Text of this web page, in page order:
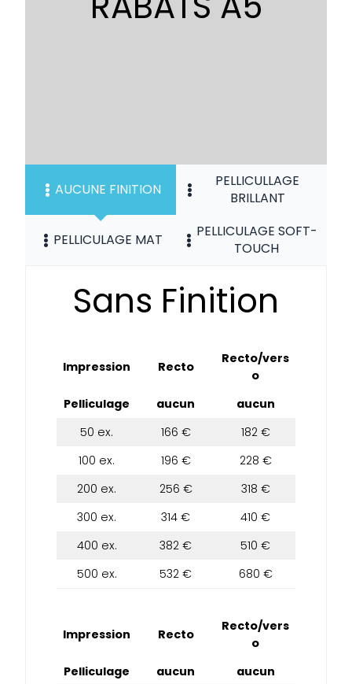
AUCUNE FINITION
PELLICULLAGE
BRILLANT
PELLICULAGE MAT
PELLICULAGE SOFT-
TOUCH
Sans Finition
Impression Recto
Recto/vers
o
Pelliculage
aucun
aucun
50 ex.
166 €
182 €
100 ex.
196 €
228 €
200 ex.
256 €
318 €
300 ex.
314 €
410 €
400 ex.
382 €
510 €
500 ex.
532 € 680 €
Impression Recto
Recto/vers
o
Pelliculage
aucun
aucun